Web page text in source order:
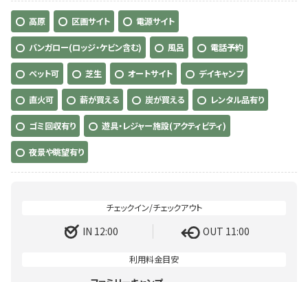
高原 区画サイト 電源サイト
バンガロー(ロッジ・ケビン含む) 風呂 電話予約
ペット可 芝生 オートサイト デイキャンプ
直火可 薪が買える 炭が買える レンタル品有り
ゴミ回収有り 遊具・レジャー施設(アクティビティ)
夜景や眺望有り
IN 12:00 OUT 11:00